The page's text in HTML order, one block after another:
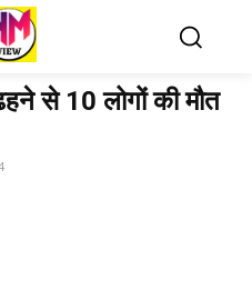
से 10 लोगों की मौत